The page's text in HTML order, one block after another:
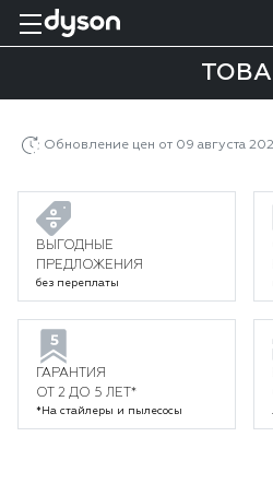
Обновление цен от 09 августа
ВЫГОДНЫЕ
ПРЕДЛОЖЕНИЯ
без переплаты
ГАРАНТИЯ
ОТ 2 ДО 5 ЛЕТ*
*На стайлеры и пылесосы